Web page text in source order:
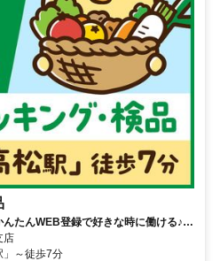
たんWEB登録で好きな時に働ける♪お
店
」～徒歩7分